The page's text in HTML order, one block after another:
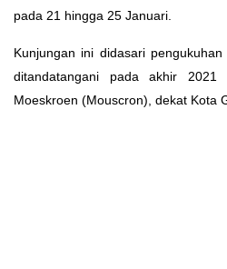
pada 21 hingga 25 Januari.
Kunjungan ini didasari
ditandatangani pada akhir
Moeskroen (Mouscron), dekat Kota